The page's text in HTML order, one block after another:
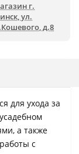
г.
ул.
д.8
для ухода за
а также
с